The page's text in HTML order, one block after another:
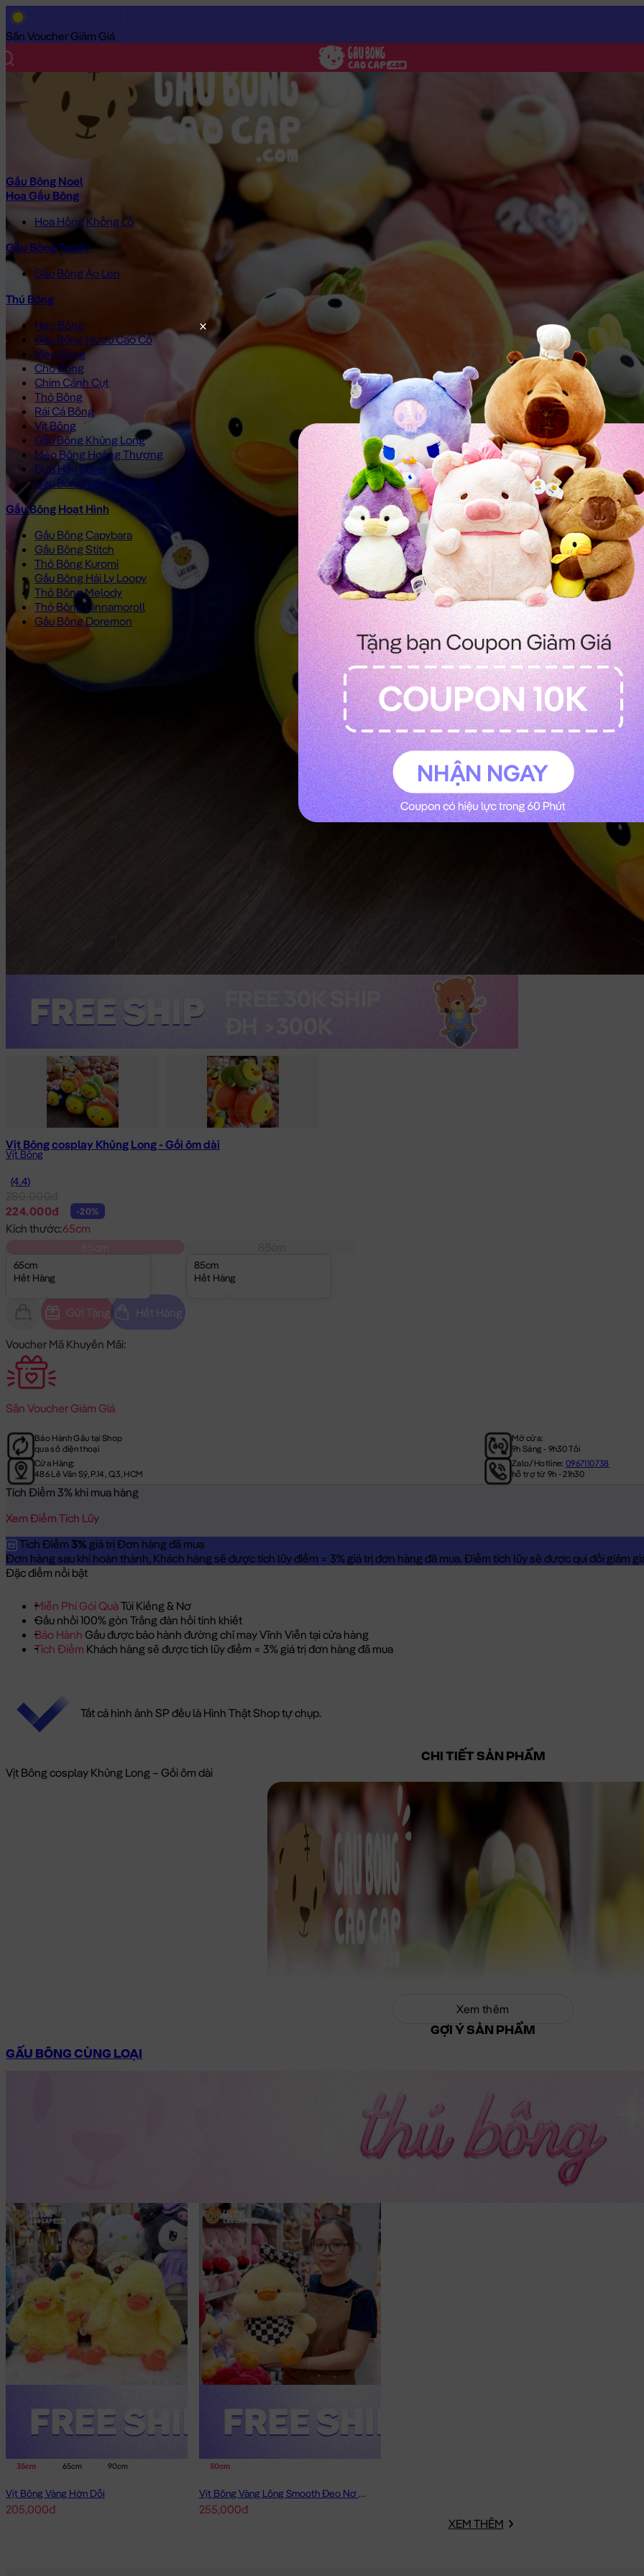
Săn Voucher Giảm Giá
Gấu Bông Noel
Hoa Gấu Bông
Hoa Hồng Khổng Lồ
Gấu Bông Teddy
Gấu Bông Áo Len
Thú Bông
Heo Bông
Gấu Bông Hươu Cao Cổ
Mèo Bông
Chó Bông
Chim Cánh Cụt
Thỏ Bông
Rái Cá Bông
Vịt Bông
Gấu Bông Khủng Long
Mèo Bông Hoàng Thượng
Dưa Hấu Bông
Gấu Bông Trái Sầu Riêng
Gấu Bông Hoạt Hình
Gấu Bông Capybara
Gấu Bông Stitch
Thỏ Bông Kuromi
Gấu Bông Hải Ly Loopy
Thỏ Bông Melody
Thỏ Bông Cinnamoroll
Gấu Bông Doremon
Trang Chủ
Vịt Bông cosplay Khủng Long - Gối ôm dài
Vịt Bông
(4.4)
224.000đ
-20%
Kích thước:65cm
65cm
Hết Hàng
85cm
Hết Hàng
Gửi Tặng Hết Hàng
Voucher Mã Khuyến Mãi:
Săn Voucher Giảm Giá
Bảo Hành Gấu tại Shop
qua số điện thoại
Mở cửa:
9h Sáng - 9h30 Tối
Cửa Hàng:
486 Lê Văn Sỹ, P.14, Q.3, HCM
Zalo/Hotline:0967110738
hỗ trợ từ 9h - 21h30
Tích Điểm 3% khi mua hàng
Xem Điểm Tích Lũy
Tích Điểm 3% giá trị Đơn hàng đã mua
Đơn hàng sau khi hoàn thành, Khách hàng sẽ được tích lũy điểm = 3% giá trị đơn hàng đã mua. Điểm tích lũy sẽ được qui đổi giảm
Đặc điểm nổi bật
Miễn Phí Gói QuàTúi Kiếng & Nơ
Gấu nhồi 100% gòn Trắng đàn hồi tinh khiết
Bảo Hành Gấu được bảo hành đường chỉ may Vĩnh Viễn tại cửa hàng
Tích Điểm Khách hàng sẽ được tích lũy điểm = 3% giá trị đơn hàng đã mua
Tất cả hình ảnh SP đều là Hình Thật Shop tự chụp.
CHI TIẾT SẢN PHẨM
Vịt Bông cosplay Khủng Long – Gối ôm dài
Xem thêm
GỢI Ý SẢN PHẨM
GẤU BÔNG CÙNG LOẠI
35cm 65cm 90cm
Vịt Bông Vàng Hờn Dỗi
205,000đ
50cm
Vịt Bông Vàng Lông Smooth Đeo Nơ Caro
255,000đ
XEM THÊM